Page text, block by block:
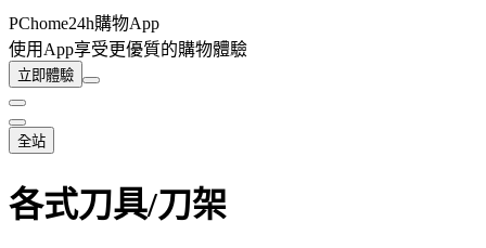
PChome24h購物App
使用App享受更優質的購物體驗
立即體驗
全站
各式刀具/刀架